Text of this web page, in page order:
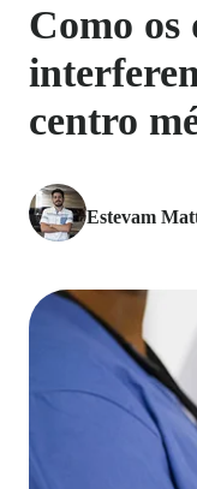
Como os
centro
Estevam